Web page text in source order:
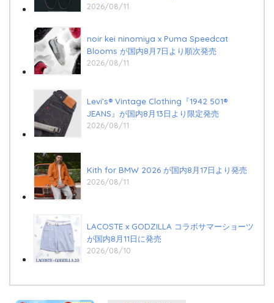
2026/08/11
noir kei ninomiya x Puma Speedcat
⁠Blooms が国内8月7日より順次発売
2026/08/11
Levi’s® Vintage Clothing『1942 501®
JEANS』が国内8月13日より限定発売
2026/08/11
Kith for BMW 2026 が国内8月17日より発売
2026/08/11
LACOSTE x GODZILLA コラボサマーショーツ
が国内8月11日に発売
2026/08/10